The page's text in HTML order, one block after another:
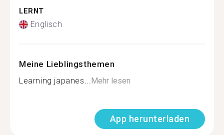
LERNT
Englisch
Meine Lieblingsthemen
Learning japanes...Mehr lesen
App herunterladen